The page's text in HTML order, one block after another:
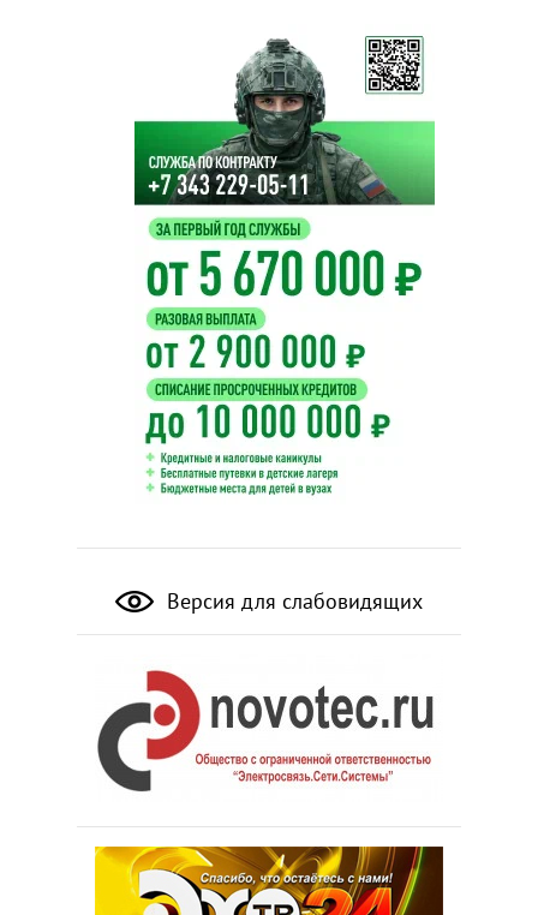
Версия для слабовидящих